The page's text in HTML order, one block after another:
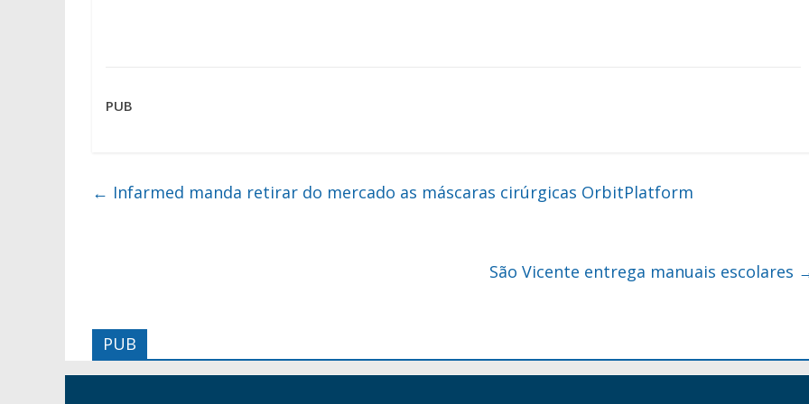
PUB
← Infarmed manda retirar do mercado as máscaras cirúrgicas OrbitPlatform
São Vicente entrega manuais escolares
PUB